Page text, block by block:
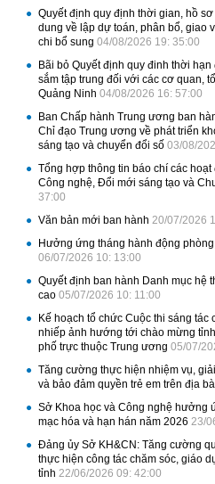
Quyết định quy định thời gian, hồ
dung về lập dự toán, phân bổ, giao
chi bổ sung 04/08/2026 19: 35:00
Bãi bỏ Quyết định quy đinh thời
sắm tập trung đối với các cơ quan,
Quảng Ninh 04/08/2026 16: 57:00
Ban Chấp hành Trung ương ban
Chỉ đạo Trung ương về phát triển
sáng tạo và chuyển đổi số 03/08/
Tổng hợp thông tin báo chí các
Công nghệ, Đổi mới sáng tạo và
37:00
Văn bản mới ban hành 20/07/2026
Hưởng ứng tháng hành động
06/07/2026 10: 13:00
Quyết định ban hành Danh mục hệ
cao 05/07/2026 10: 11:00
Kế hoạch tổ chức Cuộc thi sáng tác
nhiếp ảnh hướng tới chào mừng
phố trực thuộc Trung ương 05/07/
Tăng cường thực hiện nhiệm vụ,
và bảo đảm quyền trẻ em trên địa
Sở Khoa học và Công nghệ hưởng
mạc hóa và hạn hán năm 2026 23/
Đảng ủy Sở KH&CN: Tăng cường
thực hiện công tác chăm sóc, giáo
tỉnh 22/06/2026 09: 42:00